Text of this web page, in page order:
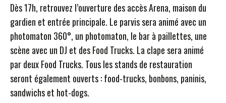
Dès 17h, retrouvez l’ouverture des accès Arena, maison du
gardien et entrée principale. Le parvis sera animé avec un
photomaton 360°, un photomaton, le bar à paillettes, une
scène avec un DJ et des Food Trucks. La clape sera animé
par deux Food Trucks. Tous les stands de restauration
seront également ouverts : food-trucks, bonbons, paninis,
sandwichs et hot-dogs.